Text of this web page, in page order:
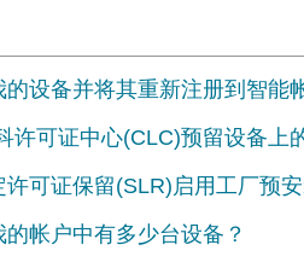
设备并将其重新注册到智能
可证中心(CLC)预留设备上
可证保留(SLR)启用工厂预安
帐户中有多少台设备？